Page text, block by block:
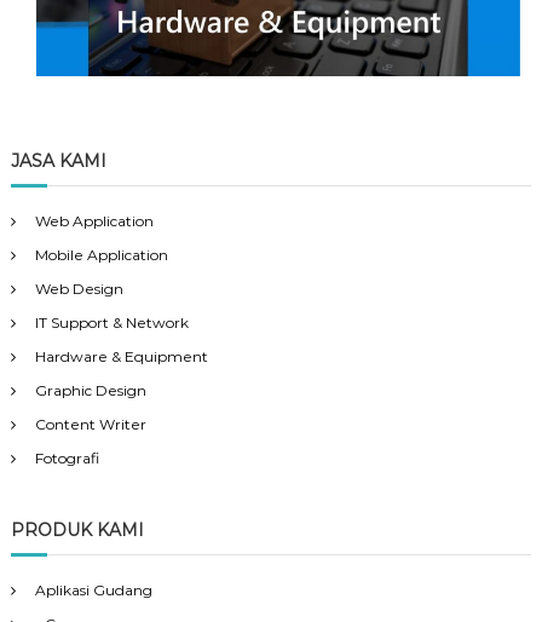
JASA KAMI
Web Application
Mobile Application
Web Design
IT Support & Network
Hardware & Equipment
Graphic Design
Content Writer
Fotografi
PRODUK KAMI
Aplikasi Gudang